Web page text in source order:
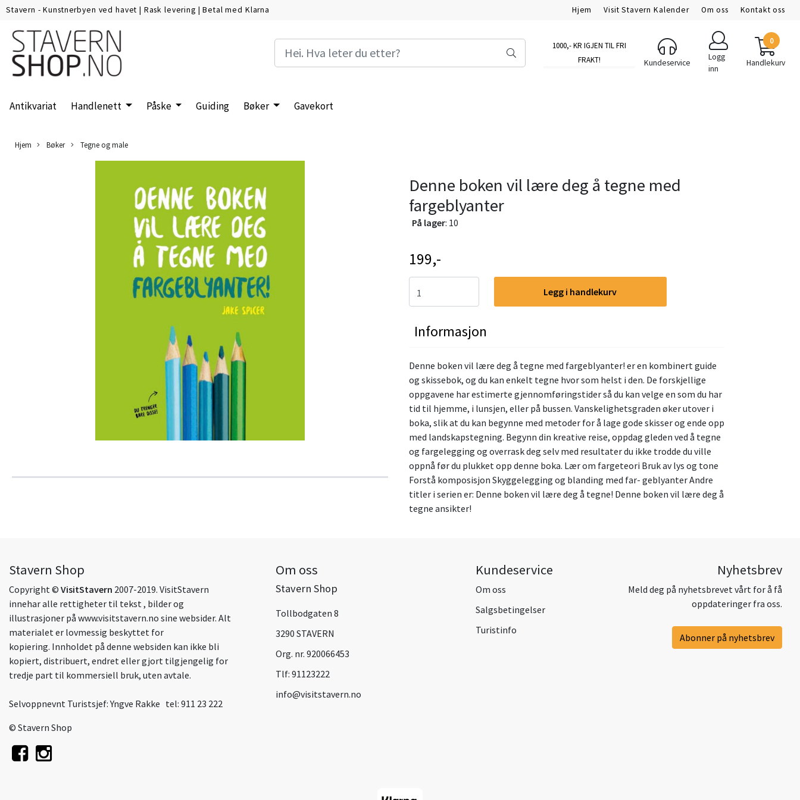
Stavern - Kunstnerbyen ved havet | Rask levering |Betal med Klarna Hjem Visit Stavern Kalender Om oss Kontakt oss
1000,- KR IGJEN TIL FRI
FRAKT!
Kundeservice
Logg
inn
0
Handlekurv
Antikvariat Handlenett Påske Guiding Bøker Gavekort
Hjem Bøker Tegne og male
Denne boken vil lære deg å tegne med
fargeblyanter
På lager: 10
199,-
Legg i handlekurv
Informasjon
Denne boken vil lære deg å tegne med fargeblyanter! er en kombinert guide
og skissebok, og du kan enkelt tegne hvor som helst i den. De forskjellige
oppgavene har estimerte gjennomføringstider så du kan velge en som du har
tid til hjemme, i lunsjen, eller på bussen. Vanskelighetsgraden øker utover i
boka, slik at du kan begynne med metoder for å lage gode skisser og ende opp
med landskapstegning. Begynn din kreative reise, oppdag gleden ved å tegne
og fargelegging og overrask deg selv med resultater du ikke trodde du ville
oppnå før du plukket opp denne boka. Lær om fargeteori Bruk av lys og tone
Forstå komposisjon Skyggelegging og blanding med far- geblyanter Andre
titler i serien er: Denne boken vil lære deg å tegne! Denne boken vil lære deg å
tegne ansikter!
Stavern Shop
Copyright © VisitStavern 2007-2019. VisitStavern
innehar alle rettigheter til tekst , bilder og
illustrasjoner på www.visitstavern.no sine websider. Alt
materialet er lovmessig beskyttet for
kopiering. Innholdet på denne websiden kan ikke bli
kopiert, distribuert, endret eller gjort tilgjengelig for
tredje part til kommersiell bruk, uten avtale.
Selvoppnevnt Turistsjef: Yngve Rakke tel: 911 23 222
© Stavern Shop
Om oss
Stavern Shop
Tollbodgaten 8
3290 STAVERN
Org. nr. 920066453
Tlf: 91123222
info@visitstavern.no
Kundeservice
Om oss
Salgsbetingelser
Turistinfo
Nyhetsbrev
Meld deg på nyhetsbrevet vårt for å få
oppdateringer fra oss.
Abonner på nyhetsbrev